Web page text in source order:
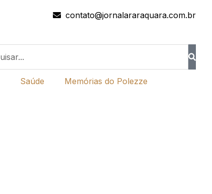
contato@jornalararaquara.com.br
Saúde Memórias do Polezze